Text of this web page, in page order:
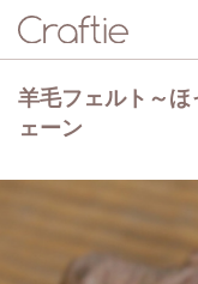
羊毛フェルト～
ェーン